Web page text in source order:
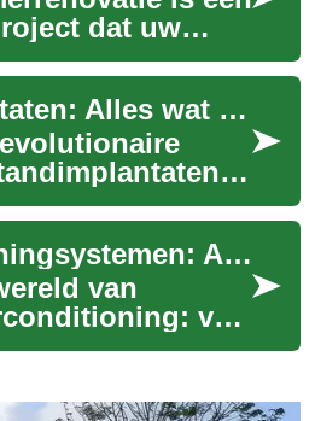
dat uw
kan
en de waarde
ka...
Tandimplantaten: Alles wat u moet weten
oplossing voor
tanden. Deze
w...
Airconditioningsystemen: Alles wat u moet weten
van
van
modellen tot
Lees